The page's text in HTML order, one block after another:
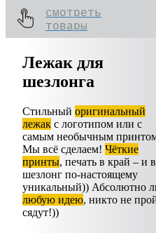
смотреть
товары
Лежак для
шезлонга
Стильный оригинальный
лежак с логотипом или с
самым необычным
Мы всё сделаем! Чёткие
принты, печать в край – и
шезлонг по-настоящему
уникальный)) Абсолютно
любую идею, никто не
сядут!))